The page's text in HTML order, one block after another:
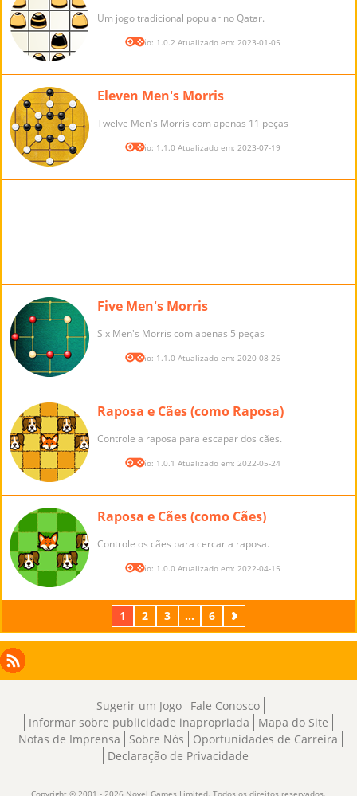
Um jogo tradicional popular no Qatar.
Versão: 1.0.2 Atualizado em: 2023-01-05
Eleven Men's Morris
Twelve Men's Morris com apenas 11 peças
Versão: 1.1.0 Atualizado em: 2023-07-19
Five Men's Morris
Six Men's Morris com apenas 5 peças
Versão: 1.1.0 Atualizado em: 2020-08-26
Raposa e Cães (como Raposa)
Controle a raposa para escapar dos cães.
Versão: 1.0.1 Atualizado em: 2022-05-24
Raposa e Cães (como Cães)
Controle os cães para cercar a raposa.
Versão: 1.0.0 Atualizado em: 2022-04-15
1 2 3 ... 6 Próximo
Facebook
Instagram
X
LinkedIn
RSS
Sugerir um Jogo
Fale Conosco
Informar sobre publicidade inapropriada
Mapa do Site
Notas de Imprensa
Sobre Nós
Oportunidades de Carreira
Declaração de Privacidade
Copyright © 2001 - 2026 Novel Games Limited. Todos os direitos reservados.